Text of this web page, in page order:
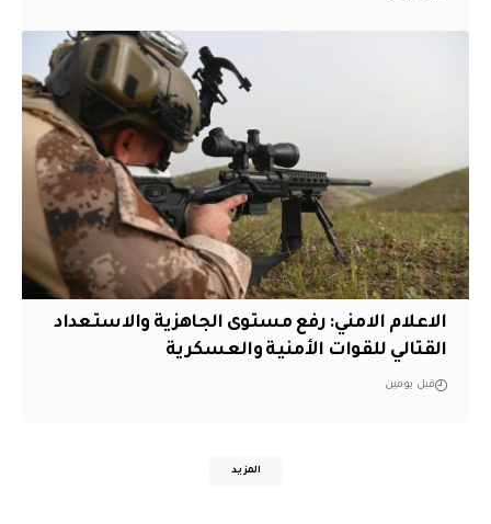
الاعلام الامني: رفع مستوى الجاهزية والاستعداد
القتالي للقوات الأمنية والعسكرية
قبل يومين
المزيد